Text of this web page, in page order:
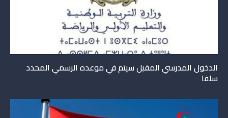
الدخول المدرسي المقبل سیتم في موعده الرسمي المحدد
سلفا